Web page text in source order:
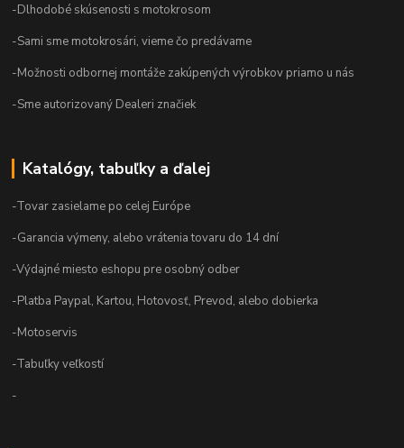
-Dlhodobé skúsenosti s motokrosom
-Sami sme motokrosári, vieme čo predávame
-Možnosti odbornej montáže zakúpených výrobkov priamo u nás
-Sme autorizovaný Dealeri značiek
Katalógy, tabuľky a ďalej
-Tovar zasielame po celej Európe
-Garancia výmeny, alebo vrátenia tovaru do 14 dní
-Výdajné miesto eshopu pre osobný odber
-Platba Paypal, Kartou, Hotovosť, Prevod, alebo dobierka
-Motoservis
-Tabuľky veľkostí
-